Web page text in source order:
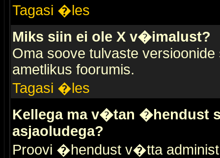
Tagasi �les
Miks siin ei ole X v�imalust?
Oma soove tulvaste
ametlikus foorumis.
Tagasi �les
Kellega ma v�tan �hendust
asjaoludega?
Proovi �hendust v�tta